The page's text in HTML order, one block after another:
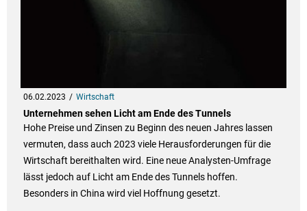
06.02.2023 Wirtschaft
Unternehmen sehen Licht am Ende des Tunnels
Hohe Preise und Zinsen zu Beginn des neuen Jahres lassen
vermuten, dass auch 2023 viele Herausforderungen für die
Wirtschaft bereithalten wird. Eine neue Analysten-Umfrage
lässt jedoch auf Licht am Ende des Tunnels hoffen.
Besonders in China wird viel Hoffnung gesetzt.